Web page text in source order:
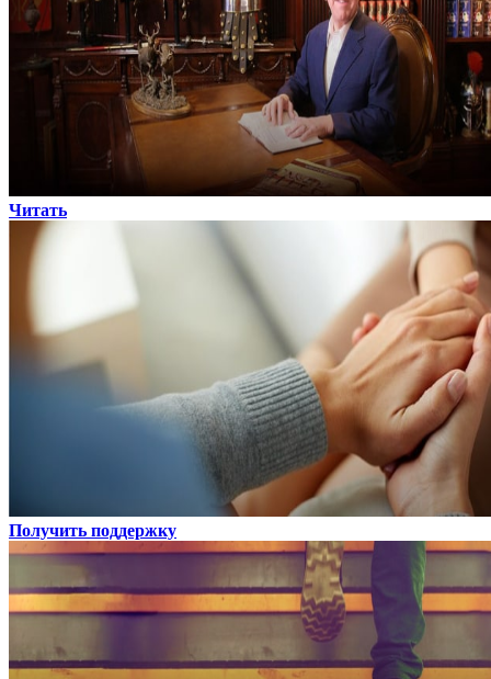
Читать
Получить поддержку